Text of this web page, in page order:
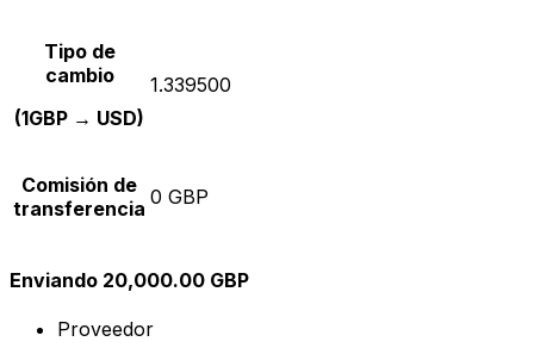
Tipo de
cambio
(1GBP → USD)
1.339500
Comisión de
transferencia 0 GBP
Enviando 20,000.00 GBP
Proveedor